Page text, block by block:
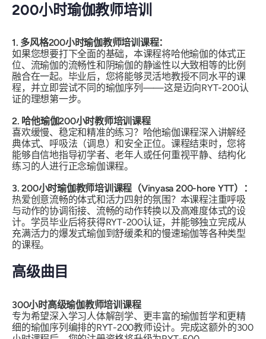
200小时瑜伽教师培训
1. 多风格200小时瑜伽教师培训课程：
如果您想要打下全面的基础，本课程将哈他瑜伽的体式正
位、流瑜伽的流畅性和阴瑜伽的静谧性以大致相等的比例
融合在一起。毕业后，您将能够灵活地教授不同水平的课
程，并立即尝试不同的瑜伽序列——这是迈向RYT-200认
证的理想第一步。
2. 哈他瑜伽200小时教师培训课程
喜欢缓慢、稳定和精准的练习？哈他瑜伽课程深入讲解经
典体式、呼吸法（调息）和安全正位。课程结束时，您将
能够自信地指导初学者、老年人或任何重视平静、结构化
练习的人进行正念瑜伽课程。
3. 200小时瑜伽教师培训课程（Vinyasa 200-hore YTT）：
热爱创意流畅的体式和活力四射的氛围？本课程注重呼吸
与动作的协调衔接、流畅的动作转换以及高难度体式的设
计。学员毕业后将获得RYT-200认证，并能够独立完成从
充满活力的爆发式瑜伽到舒缓柔和的慢速瑜伽等各种类型
的课程。
高级曲目
300小时高级瑜伽教师培训课程
专为希望深入学习人体解剖学、更丰富的瑜伽哲学和更精
细的瑜伽序列编排的RYT-200教师设计。完成这额外的300